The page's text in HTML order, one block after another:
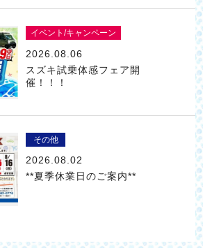
イベント/キャンペーン
2026.08.06
スズキ試乗体感フェア開
催！！！
その他
2026.08.02
**夏季休業日のご案内**